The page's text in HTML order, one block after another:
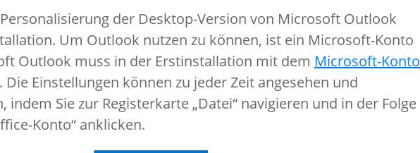
der Desktop-Version von Microsoft Outlook
Um Outlook nutzen zu können, ist ein Microsoft-Konto
Outlook muss in der Erstinstallation mit dem Microsoft-Konto
Einstellungen können zu jeder Zeit angesehen und
indem Sie zur Registerkarte „Datei“ navigieren und in der Folge
Konto“ anklicken.